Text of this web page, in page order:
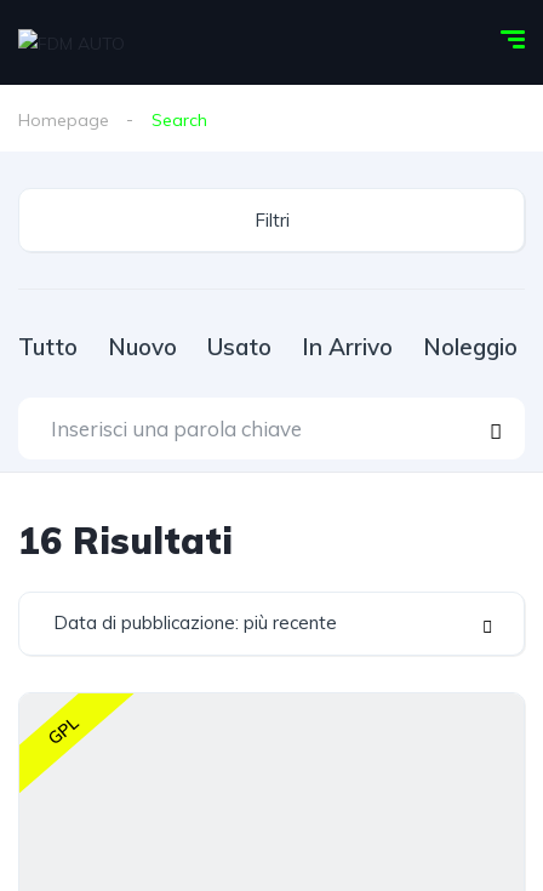
Homepage Search
Filtri
Tutto Nuovo Usato In Arrivo Noleggio
16 Risultati
Data di pubblicazione: più recente
GPL